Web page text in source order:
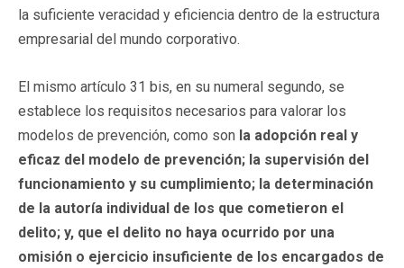
la suficiente veracidad y eficiencia dentro de la estructura
empresarial del mundo corporativo.
El mismo artículo 31 bis, en su numeral segundo, se
establece los requisitos necesarios para valorar los
modelos de prevención, como son la adopción real y
eficaz del modelo de prevención; la supervisión del
funcionamiento y su cumplimiento; la determinación
de la autoría individual de los que cometieron el
delito; y, que el delito no haya ocurrido por una
omisión o ejercicio insuficiente de los encargados de